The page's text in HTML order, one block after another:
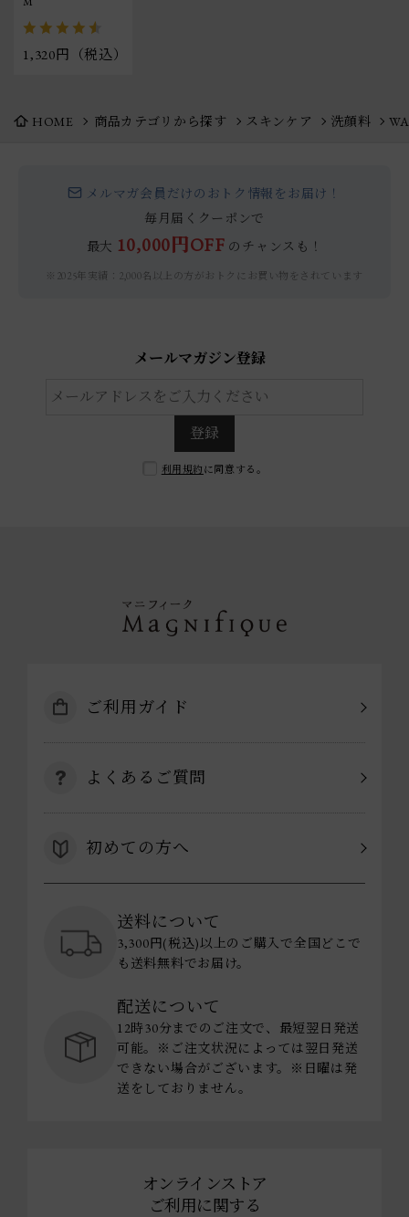
1,320円（税込）
HOME 商品カテゴリから探す スキンケア 洗顔料
メルマガ会員だけのおトク情報をお届け！
毎月届くクーポンで
最大 10,000円OFF のチャンスも！
※2025年実績：2,000名以上の方がおトクにお買い物をされています
メールマガジン登録
登録
利用規約 に同意する。
ご利用ガイド
よくあるご質問
初めての方へ
送料について
3,300円(税込)以上のご購入で全国どこで
も送料無料でお届け。
配送について
12時30分までのご注文で、最短翌日発送
可能。※ご注文状況によっては翌日発送
できない場合がございます。※日曜は発
送をしておりません。
オンラインストア
ご利用に関する